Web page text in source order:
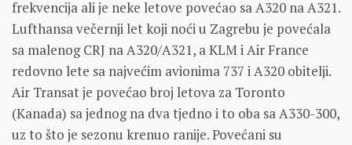
frekvencija ali je neke letove povećao sa A320 na A321.
Lufthansa večernji let koji noći u Zagrebu je povećala
sa malenog CRJ na A320/A321, a KLM i Air France
redovno lete sa najvećim avionima 737 i A320 obitelji.
Air Transat je povećao broj letova za Toronto
(Kanada) sa jednog na dva tjedno i to oba sa A330-300,
uz to što je sezonu krenuo ranije. Povećani su